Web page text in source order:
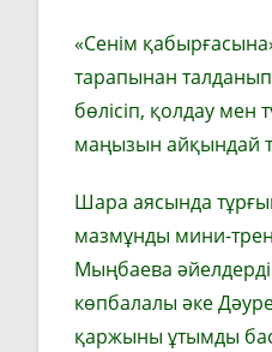
«Сенім
тарапынан талданып,
бөлісіп, қолдау мен
маңызын айқындай
Шара аясында
мазмұнды мини-
Мыңбаева
көпбалалы әке
қаржыны ұтымды